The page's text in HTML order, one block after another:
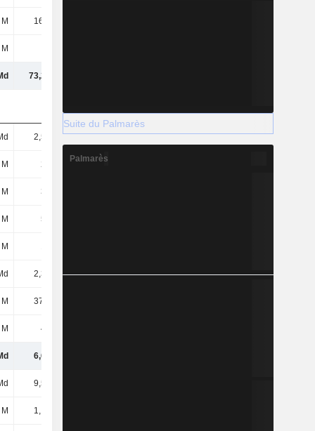
16,21 M
73,23 Md
2,52 Md 1,6 Md 1,44 Md
235 M 247 M
337 M
599 M
2,36 Md 203 M 118 M
37,45 M
415 M
6,66 Md
9,54 Md
1,12 Md
Suite du Palmarès
Palmarès